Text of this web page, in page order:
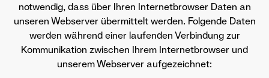
notwendig, dass über Ihren Internetbrowser Daten an
unseren Webserver übermittelt werden. Folgende Daten
werden während einer laufenden Verbindung zur
Kommunikation zwischen Ihrem Internetbrowser und
unserem Webserver aufgezeichnet: